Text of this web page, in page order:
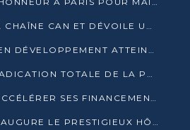
CANAL+ RELANCE LA CHAÎNE CAN ET DÉVOILE UNE OFFRE EXCEPTIONNELLE POUR DÉCEMBRE
LA DETTE DES PAYS EN DÉVELOPPEMENT ATTEINT UN SOMMET HISTORIQUE ENTRE 2022 ET 2024
L’AFRIQUE VISE L’ÉRADICATION TOTALE DE LA POLIOMYÉLITE D’ICI 2026
LA BAD PROMET D’ACCÉLÉRER SES FINANCEMENTS AVEC LE MINISTÈRE DE L’ASSAINISSEMENT
SASSOU NGUESSO INAUGURE LE PRESTIGIEUX HÔTEL KEMPINSKI BRAZZAVILLE